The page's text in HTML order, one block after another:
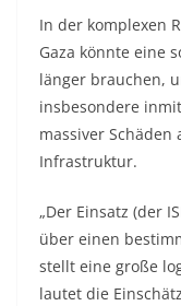
In der komplexen
Gaza könnte eine
länger brauchen,
insbesondere
massiver
Infrastruktur.
„Der Einsatz (der
über einen
stellt eine große
lautet die